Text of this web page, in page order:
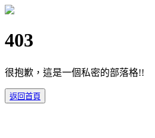
403
很抱歉，這是一個私密的部落格!!
返回首頁